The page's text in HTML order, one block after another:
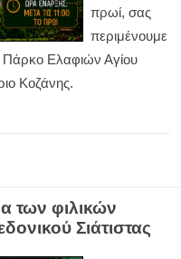
πρωί, σας
περιμένουμε
Πάρκο Ελαφιών Αγίου
Κοζάνης.
των φιλικών
Σιάτιστας